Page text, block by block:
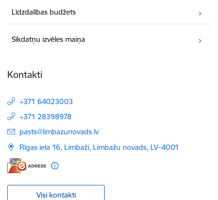
Līdzdalības budžets
Sīkdatņu izvēles maiņa
Kontakti
+371 64023003
+371 28398978
E-pasts:
pasts@limbazunovads.lv
Rīgas iela 16, Limbaži, Limbažu novads, LV–4001
Visi kontakti